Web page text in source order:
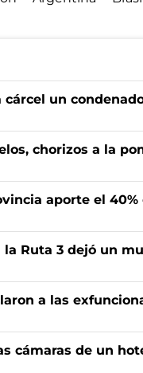
un
chorizos a la
aporte el 40%
Ruta 3 dejó un
a las
cámaras de un